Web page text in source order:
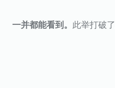
一并都能看到。 此举打破了